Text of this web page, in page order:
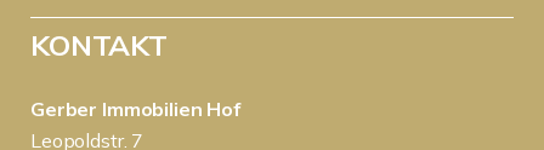
KONTAKT
Gerber Immobilien Hof
Leopoldstr. 7